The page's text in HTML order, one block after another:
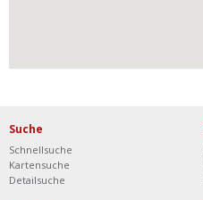
Suche
Schnellsuche
Kartensuche
Detailsuche